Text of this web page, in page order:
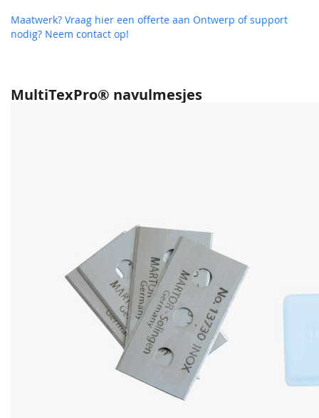
MultiTexPro® navulmesjes
Maatwerk? Vraag hier een offerte aan Ontwerp of support
nodig? Neem contact op!